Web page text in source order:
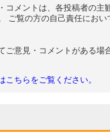
コメントは、各投稿者の
ご覧の方の自己責任におい
ご意見・コメントがある
ちらをご覧ください。